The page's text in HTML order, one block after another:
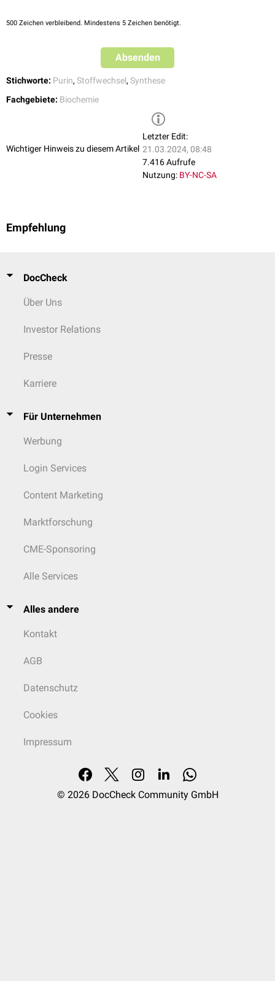
500 Zeichen verbleibend. Mindestens 5 Zeichen benötigt.
Absenden
Stichworte: Purin, Stoffwechsel, Synthese
Fachgebiete: Biochemie
Wichtiger Hinweis zu diesem Artikel
Letzter Edit:
21.03.2024, 08:48
7.416 Aufrufe
Nutzung: BY-NC-SA
Empfehlung
DocCheck
Über Uns
Investor Relations
Presse
Karriere
Für Unternehmen
Werbung
Login Services
Content Marketing
Marktforschung
CME-Sponsoring
Alle Services
Alles andere
Kontakt
AGB
Datenschutz
Cookies
Impressum
© 2026 DocCheck Community GmbH